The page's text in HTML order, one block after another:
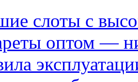
слоты с
оптом —